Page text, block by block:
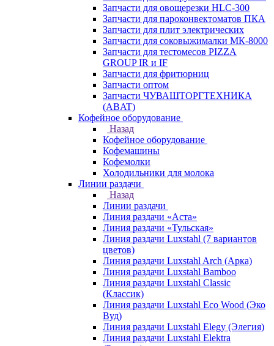
Запчасти для овощерезки HLC-300
Запчасти для пароконвектоматов ПКА
Запчасти для плит электрических
Запчасти для соковыжималки МК-8000
Запчасти для тестомесов PIZZA
GROUP IR и IF
Запчасти для фритюрниц
Запчасти оптом
Запчасти ЧУВАШТОРГТЕХНИКА
(ABAT)
Кофейное оборудование
Назад
Кофейное оборудование
Кофемашины
Кофемолки
Холодильники для молока
Линии раздачи
Назад
Линии раздачи
Линия раздачи «Аста»
Линия раздачи «Тульская»
Линия раздачи Luxstahl (7 вариантов
цветов)
Линия раздачи Luxstahl Arch (Арка)
Линия раздачи Luxstahl Bamboo
Линия раздачи Luxstahl Classic
(Классик)
Линия раздачи Luxstahl Eco Wood (Эко
Вуд)
Линия раздачи Luxstahl Elegy (Элегия)
Линия раздачи Luxstahl Elektra